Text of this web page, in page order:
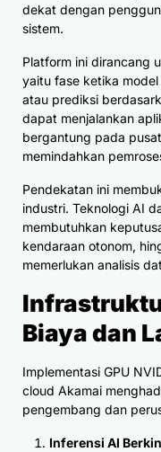
dekat dengan
sistem.
Platform ini dirancang
yaitu fase ketika
atau prediksi
dapat menjalankan
bergantung pada
memindahkan
Pendekatan ini
industri. Teknologi AI
membutuhkan
kendaraan otonom,
memerlukan analisis
Biaya dan
Implementasi GPU
cloud Akamai
pengembang dan
Inferensi AI